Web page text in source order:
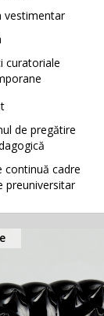
vestimentar
curatoriale
de pregătire
continuă cadre
preuniversitar